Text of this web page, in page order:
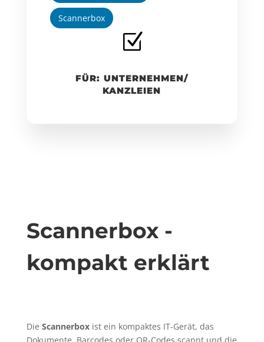
Scannerbox
Z
FÜR: UNTERNEHMEN/
KANZLEIEN
Scannerbox -
kompakt erklärt
Die Scannerboxist ein kompaktes IT-Gerät, das